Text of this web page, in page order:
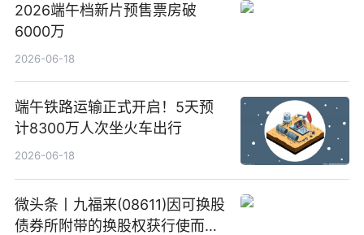
2026端午档新片预售票房破
6000万
2026-06-18
端午铁路运输正式开启！5天预
计8300万人次坐火车出行
2026-06-18
微头条丨九福来(08611)因可换股
债券所附带的换股权获行使而发